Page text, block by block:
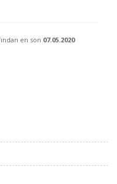
en son 07.05.2020